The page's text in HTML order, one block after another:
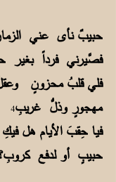
حبيبٌ نأى عني
فصَّيرني فرداً بغير
فلي قلبُ محزونٍ
مهجورٍ وذلُّ غريبِ4
فيا حِقبَ الأيام هل
حبيبٍ أو لدفع